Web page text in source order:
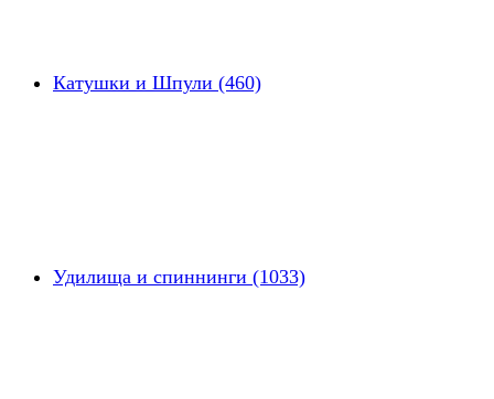
Катушки и Шпули (460)
Удилища и спиннинги (1033)